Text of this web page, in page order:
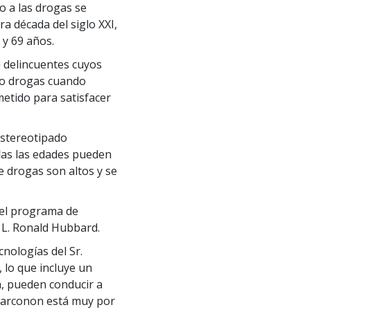
a las drogas se
década del siglo XXI,
69 años.
cuyos
drogas cuando
para satisfacer
las edades pueden
drogas son altos y se
programa de
Ronald Hubbard.
del Sr.
que incluye un
pueden conducir a
está muy por